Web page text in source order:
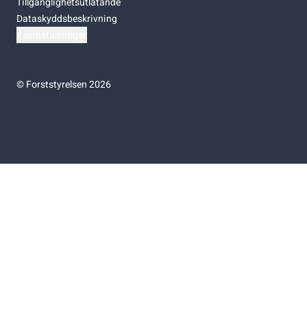
Dataskyddsbeskrivning
©Forststyrelsen 2026